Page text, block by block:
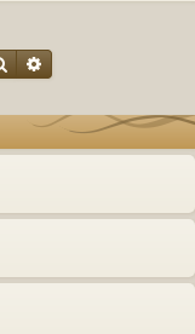
h
Search